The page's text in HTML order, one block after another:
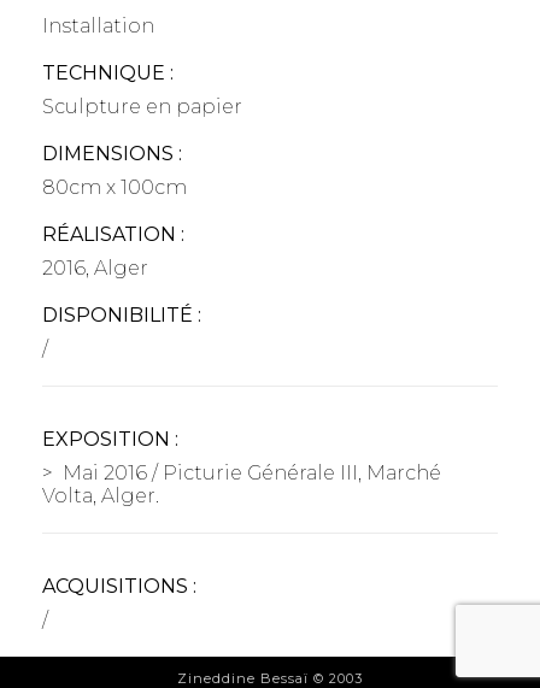
Installation
TECHNIQUE :
Sculpture en papier
DIMENSIONS :
80cm x 100cm
RÉALISATION :
2016, Alger
DISPONIBILITÉ :
/
EXPOSITION :
> Mai 2016 / Picturie Générale III, Marché
Volta, Alger.
ACQUISITIONS :
/
Zineddine Bessaï © 2003